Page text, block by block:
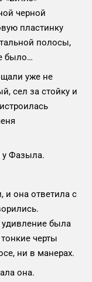
черной
пластинку
полосы,
было…
уже не
сел за стойку и
у Фазыла.
и она ответила с
была
черты
ни в манерах.
она.